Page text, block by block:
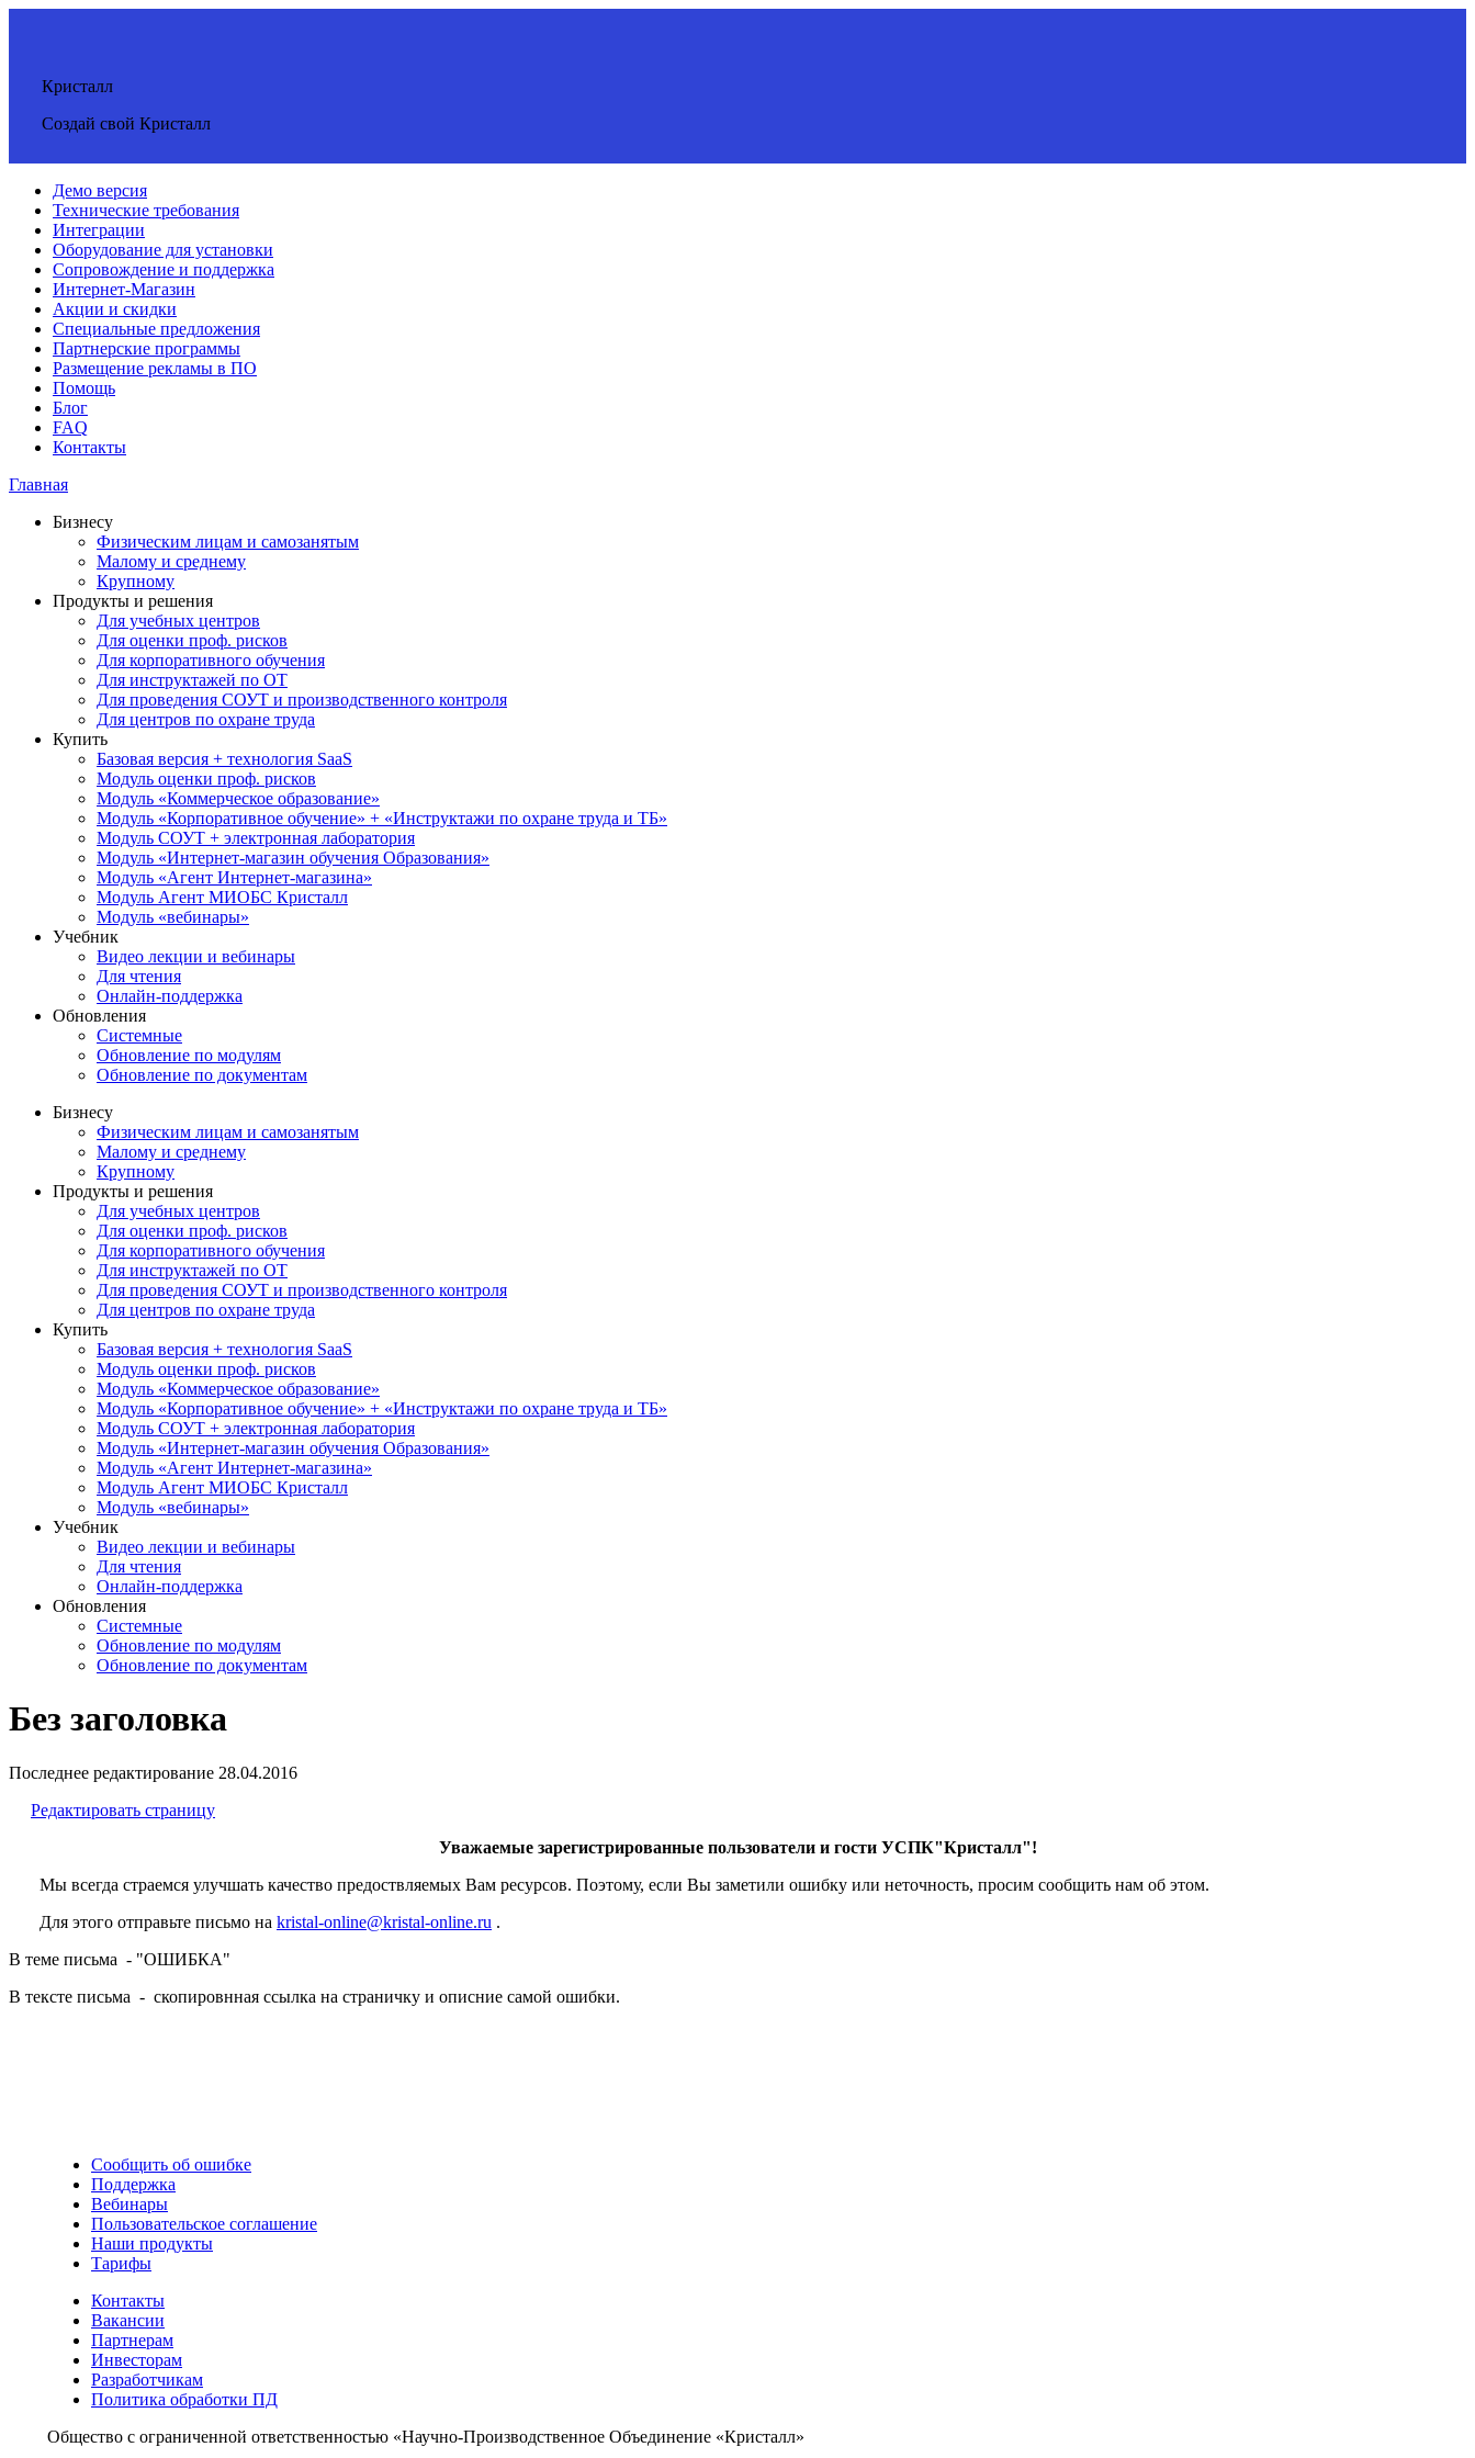
Кристалл
Создай свой Кристалл
Демо версия
Технические требования
Интеграции
Оборудование для установки
Сопровождение и поддержка
Интернет-Магазин
Акции и скидки
Специальные предложения
Партнерские программы
Размещение рекламы в ПО
Помощь
Блог
FAQ
Контакты
Главная
Бизнесу
Физическим лицам и самозанятым
Малому и среднему
Крупному
Продукты и решения
Для учебных центров
Для оценки проф. рисков
Для корпоративного обучения
Для инструктажей по ОТ
Для проведения СОУТ и производственного контроля
Для центров по охране труда
Купить
Базовая версия + технология SaaS
Модуль оценки проф. рисков
Модуль «Коммерческое образование»
Модуль «Корпоративное обучение» + «Инструктажи по охране труда и ТБ»
Модуль СОУТ + электронная лаборатория
Модуль «Интернет-магазин обучения Образования»
Модуль «Агент Интернет-магазина»
Модуль Агент МИОБС Кристалл
Модуль «вебинары»
Учебник
Видео лекции и вебинары
Для чтения
Онлайн-поддержка
Обновления
Системные
Обновление по модулям
Обновление по документам
Бизнесу
Физическим лицам и самозанятым
Малому и среднему
Крупному
Продукты и решения
Для учебных центров
Для оценки проф. рисков
Для корпоративного обучения
Для инструктажей по ОТ
Для проведения СОУТ и производственного контроля
Для центров по охране труда
Купить
Базовая версия + технология SaaS
Модуль оценки проф. рисков
Модуль «Коммерческое образование»
Модуль «Корпоративное обучение» + «Инструктажи по охране труда и ТБ»
Модуль СОУТ + электронная лаборатория
Модуль «Интернет-магазин обучения Образования»
Модуль «Агент Интернет-магазина»
Модуль Агент МИОБС Кристалл
Модуль «вебинары»
Учебник
Видео лекции и вебинары
Для чтения
Онлайн-поддержка
Обновления
Системные
Обновление по модулям
Обновление по документам
Без заголовка
Последнее редактирование 28.04.2016
Редактировать страницу
Уважаемые зарегистрированные пользователи и гости УСПК"Кристалл"!
Мы всегда страемся улучшать качество предоствляемых Вам ресурсов. Поэтому, если Вы заметили ошибку или неточность, просим сообщить нам об этом.
Для этого отправьте письмо на kristal-online@kristal-online.ru .
В теме письма - "ОШИБКА"
В тексте письма - скопировнная ссылка на страничку и описние самой ошибки.
Сообщить об ошибке
Поддержка
Вебинары
Пользовательское соглашение
Наши продукты
Тарифы
Контакты
Вакансии
Партнерам
Инвесторам
Разработчикам
Политика обработки ПД
Общество с ограниченной ответственностью «Научно-Производственное Объединение «Кристалл»